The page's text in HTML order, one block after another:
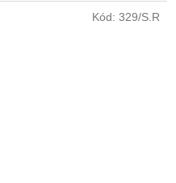
Kód: 329/S.R